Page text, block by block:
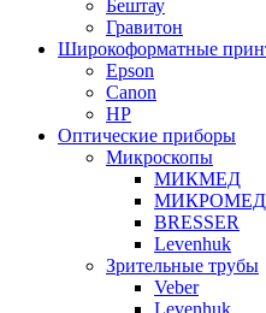
Бештау
Гравитон
Широкоформатные
Epson
Canon
HP
Оптические приборы
Микроскопы
МИКМЕД
МИКРОМЕД
BRESSER
Levenhuk
Зрительные трубы
Veber